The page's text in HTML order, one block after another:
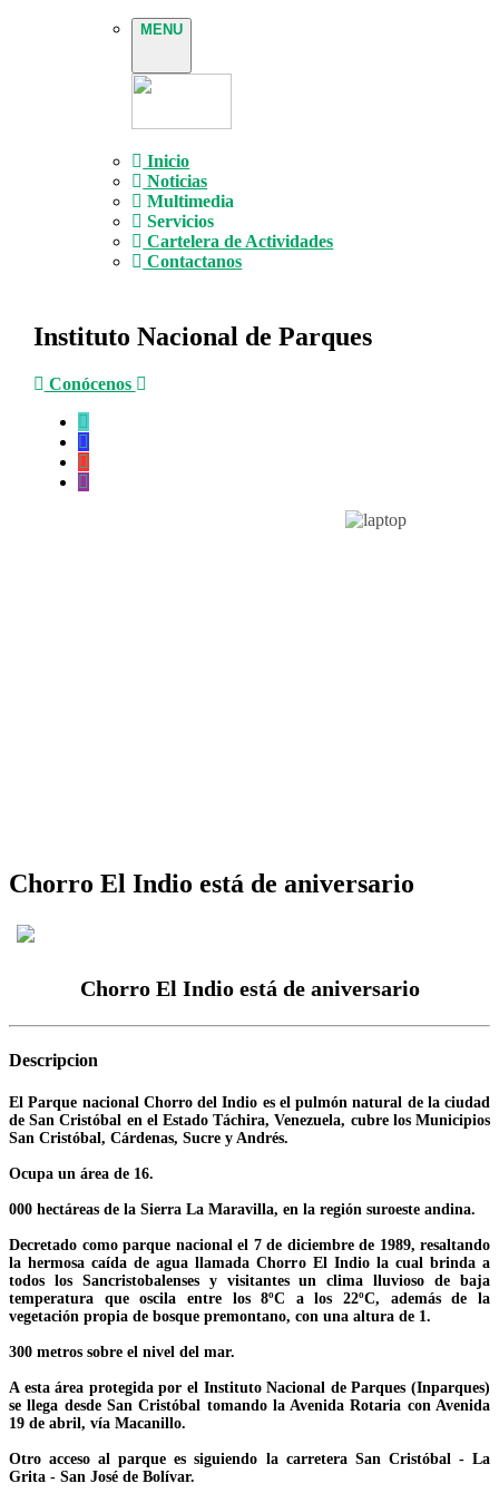
MENU
Inicio
Noticias
Multimedia
Servicios
Cartelera de Actividades
Contactanos
Instituto Nacional de Parques
Conócenos
Chorro El Indio está de aniversario
Chorro El Indio está de aniversario
Descripcion
El Parque nacional Chorro del Indio es el pulmón natural de la ciudad
de San Cristóbal en el Estado Táchira, Venezuela, cubre los Municipios
San Cristóbal, Cárdenas, Sucre y Andrés.
Ocupa un área de 16.
000 hectáreas de la Sierra La Maravilla, en la región suroeste andina.
Decretado como parque nacional el 7 de diciembre de 1989, resaltando
la hermosa caída de agua llamada Chorro El Indio la cual brinda a
todos los Sancristobalenses y visitantes un clima lluvioso de baja
temperatura que oscila entre los 8ºC a los 22ºC, además de la
vegetación propia de bosque premontano, con una altura de 1.
300 metros sobre el nivel del mar.
A esta área protegida por el Instituto Nacional de Parques (Inparques)
se llega desde San Cristóbal tomando la Avenida Rotaria con Avenida
19 de abril, vía Macanillo.
Otro acceso al parque es siguiendo la carretera San Cristóbal - La
Grita - San José de Bolívar.